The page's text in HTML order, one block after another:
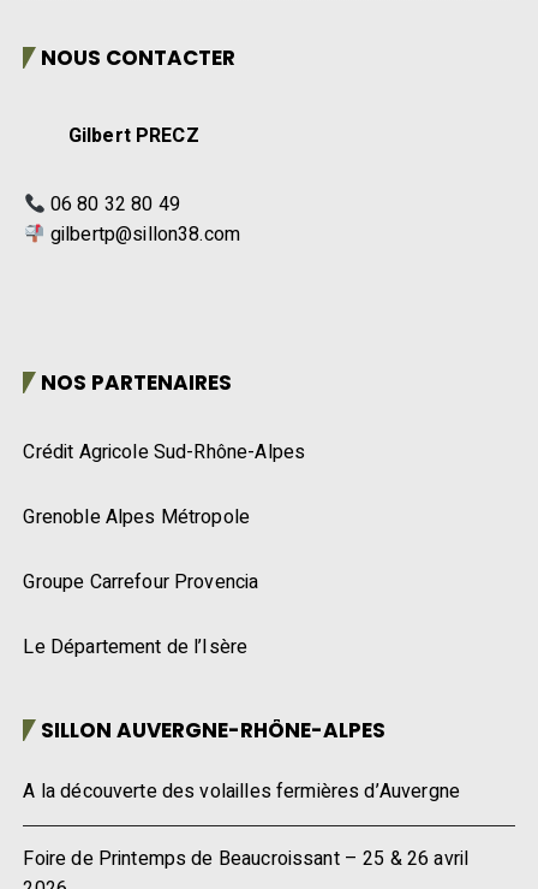
NOUS CONTACTER
Gilbert PRECZ
06 80 32 80 49
gilbertp@sillon38.com
NOS PARTENAIRES
Crédit Agricole Sud-Rhône-Alpes
Grenoble Alpes Métropole
Groupe Carrefour Provencia
Le Département de l’Isère
SILLON AUVERGNE-RHÔNE-ALPES
A la découverte des volailles fermières d’Auvergne
Foire de Printemps de Beaucroissant – 25 & 26 avril